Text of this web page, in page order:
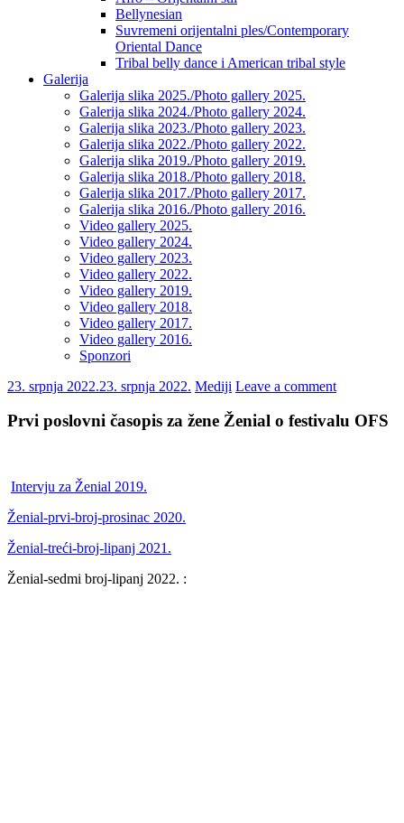
Bellynesian
Suvremeni orijentalni ples/Contemporary
Oriental Dance
Tribal belly dance i American tribal style
Galerija
Galerija slika 2025./Photo gallery 2025.
Galerija slika 2024./Photo gallery 2024.
Galerija slika 2023./Photo gallery 2023.
Galerija slika 2022./Photo gallery 2022.
Galerija slika 2019./Photo gallery 2019.
Galerija slika 2018./Photo gallery 2018.
Galerija slika 2017./Photo gallery 2017.
Galerija slika 2016./Photo gallery 2016.
Video gallery 2025.
Video gallery 2024.
Video gallery 2023.
Video gallery 2022.
Video gallery 2019.
Video gallery 2018.
Video gallery 2017.
Video gallery 2016.
Sponzori
23. srpnja 2022.23. srpnja 2022. Mediji Leave a comment
Prvi poslovni časopis za žene Ženial o festivalu OFS
Intervju za Ženial 2019.
Ženial-prvi-broj-prosinac 2020.
Ženial-treći-broj-lipanj 2021.
Ženial-sedmi broj-lipanj 2022. :